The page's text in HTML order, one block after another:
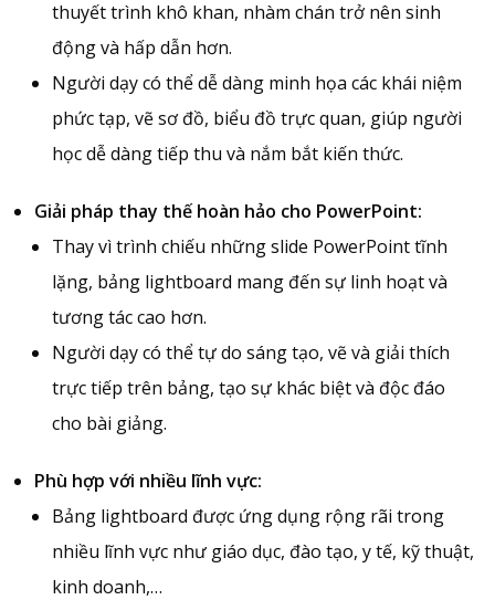
thuyết trình khô khan, nhàm chán trở nên sinh
động và hấp dẫn hơn.
Người dạy có thể dễ dàng minh họa các khái niệm
phức tạp, vẽ sơ đồ, biểu đồ trực quan, giúp người
học dễ dàng tiếp thu và nắm bắt kiến thức.
Giải pháp thay thế hoàn hảo cho PowerPoint:
Thay vì trình chiếu những slide PowerPoint tĩnh
lặng, bảng lightboard mang đến sự linh hoạt và
tương tác cao hơn.
Người dạy có thể tự do sáng tạo, vẽ và giải thích
trực tiếp trên bảng, tạo sự khác biệt và độc đáo
cho bài giảng.
Phù hợp với nhiều lĩnh vực:
Bảng lightboard được ứng dụng rộng rãi trong
nhiều lĩnh vực như giáo dục, đào tạo, y tế, kỹ thuật,
kinh doanh,…